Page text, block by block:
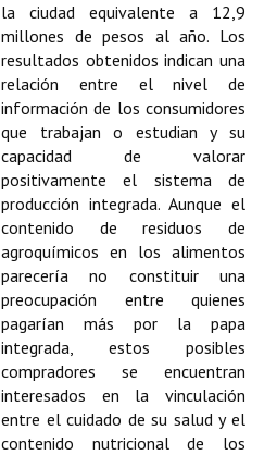
la ciudad equivalente a 12,9
millones de pesos al año. Los
resultados obtenidos indican una
relación entre el nivel de
información de los consumidores
que trabajan o estudian y su
capacidad de valorar
positivamente el sistema de
producción integrada. Aunque el
contenido de residuos de
agroquímicos en los alimentos
parecería no constituir una
preocupación entre quienes
pagarían más por la papa
integrada, estos posibles
compradores se encuentran
interesados en la vinculación
entre el cuidado de su salud y el
contenido nutricional de los